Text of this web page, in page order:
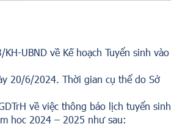
UBND về Kế hoạch Tuyển sinh vào
20/6/2024. Thời gian cụ thể do Sở
về việc thông báo lịch tuyển sinh
học 2024 – 2025 như sau: